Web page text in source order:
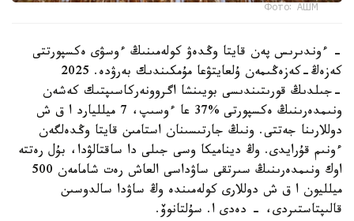
Фото: АШМ
- ءوندىرىس پەن قايتا وڭدەۋ كولەمىنىڭ ءوسۋى ەكسپورتتى
كەزەڭ-كەزەڭىمەن ۇلعايتۋعا مۇمكىندىك بەرۋدە. 2025
-جىلدىڭ قورىتىندىسى بويىنشا اگروونەركاسىپتىك كەشەن
ونىمدەرىنىڭ ەكسپورتى %37 عا ءوسىپ، 7 ميلليارد ا ق ش
دوللارىنا جەتتى. ونىڭ جارتىسىنان استامىن قايتا وڭدەلگەن
ءونىم قۇرايدى. وڭ ديناميكا وسى جىلى دا ساقتالۋدا، بۇل رەتتە
اوك ونىمدەرىنىڭ سىرتقى ساۋداسى العاش رەت شامامەن 500
ميلليون ا ق ش دوللارى كولەمىندە وڭ ساۋدا سالدوسىن
قالىپتاستىردى، - دەدى ا. سۇلتانوۆ.